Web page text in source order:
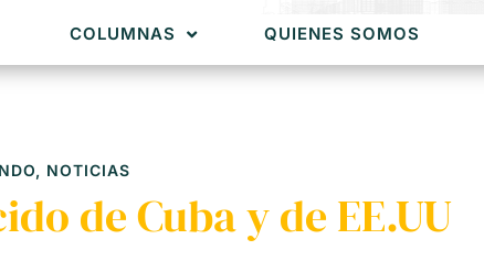
COLUMNAS QUIENES SOMOS
, NOTICIAS
de Cuba y de EE.UU